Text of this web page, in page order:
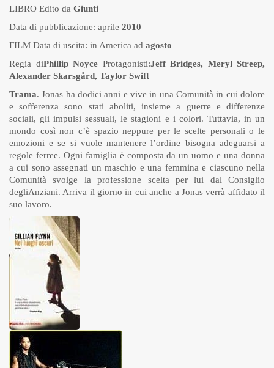
LIBRO Edito da Giunti
Data di pubblicazione: aprile 2010
FILM Data di uscita: in America ad agosto
Regia diPhillip Noyce Protagonisti:Jeff Bridges, Meryl Streep,
Alexander Skarsgård, Taylor Swift
Trama. Jonas ha dodici anni e vive in una Comunità in cui dolore
e sofferenza sono stati aboliti, insieme a guerre e differenze
sociali, gli impulsi sessuali, le stagioni e i colori. Tuttavia, in un
mondo così non c’è spazio neppure per le scelte personali o le
emozioni e se si vuole mantenere l’ordine bisogna adeguarsi a
regole ferree. Ogni famiglia è composta da un uomo e una donna
a cui sono assegnati un maschio e una femmina e ciascuno nella
Comunità svolge la professione scelta per lui dal Consiglio
degliAnziani. Arriva il giorno in cui anche a Jonas verrà affidato il
suo lavoro.